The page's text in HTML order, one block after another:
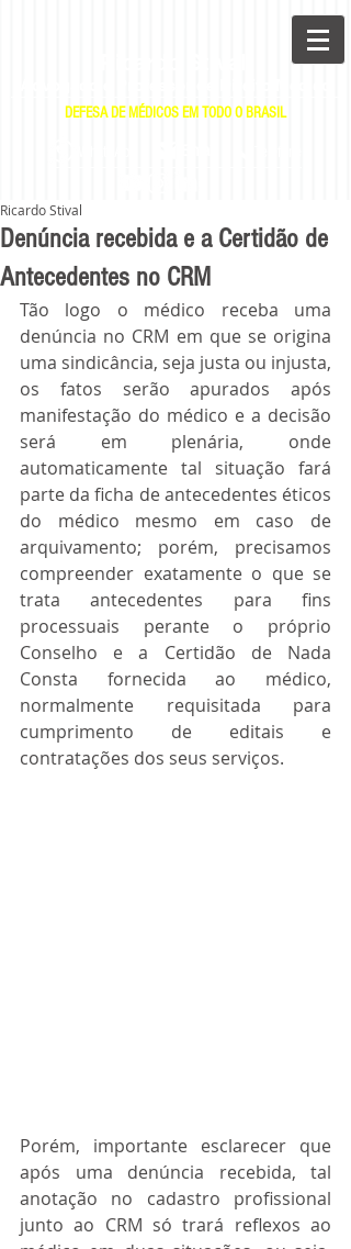
DEFESA DE MÉDICOS EM TODO O BRASIL
Denúncia recebida e a Certidão de
Antecedentes no CRM
Ricardo Stival
Tão logo o médico receba uma
denúncia no CRM em que se origina
uma sindicância, seja justa ou injusta,
os fatos serão apurados após
manifestação do médico e a decisão
será em plenária, onde
automaticamente tal situação fará
parte da ficha de antecedentes éticos
do médico mesmo em caso de
arquivamento; porém, precisamos
compreender exatamente o que se
trata antecedentes para fins
processuais perante o próprio
Conselho e a Certidão de Nada
Consta fornecida ao médico,
normalmente requisitada para
cumprimento de editais e
contratações dos seus serviços.
Porém, importante esclarecer que
após uma denúncia recebida, tal
anotação no cadastro profissional
junto ao CRM só trará reflexos ao